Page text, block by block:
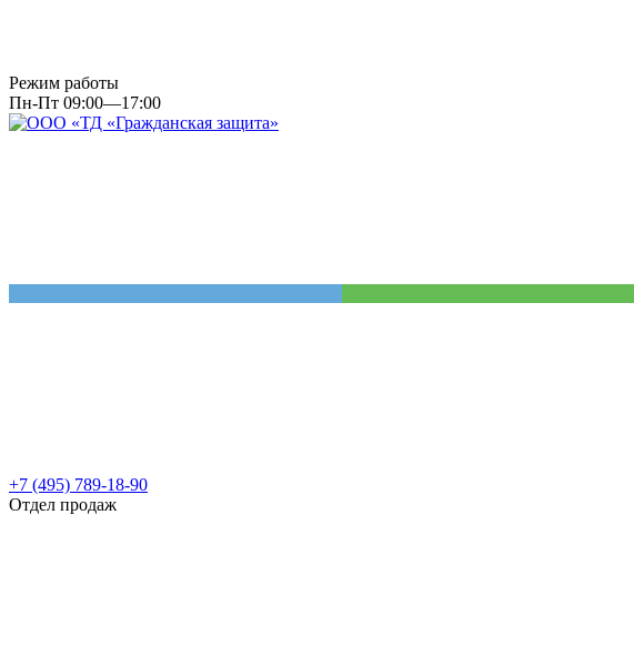
Режим работы
Пн-Пт 09:00—17:00
+7 (495) 789-18-90
Отдел продаж